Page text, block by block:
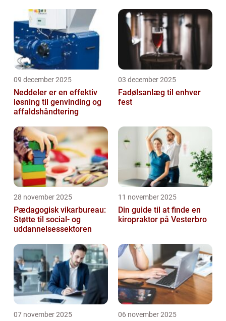
09 december 2025
Neddeler er en effektiv
løsning til genvinding og
affaldshåndtering
03 december 2025
Fadølsanlæg til enhver
fest
28 november 2025
Pædagogisk vikarbureau:
Støtte til social- og
uddannelsessektoren
11 november 2025
Din guide til at finde en
kiropraktor på Vesterbro
07 november 2025 06 november 2025